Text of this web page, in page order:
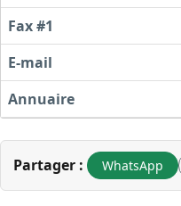
Fax #1
E-mail
Annuaire
Partager : WhatsApp